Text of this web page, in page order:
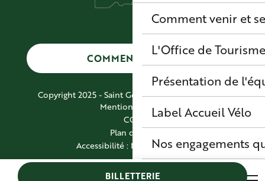
Comment venir et
L'Office de
Présentation de
Label Accueil Vélo
Nos engagements
BILLETTERIE
COMMENT VENIR ?
Copyright 2025 - Saint Germain Boucles de Seine
Mentions légales
CGV
Plan du site
Accessibilité : Non conforme